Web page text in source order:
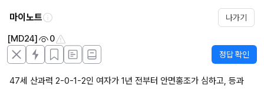
마이노트 나가기
[MD24] 0
정답 확인
47세 산과력 2-0-1-2인 여자가 1년 전부터 안면홍조가 심하고, 등과